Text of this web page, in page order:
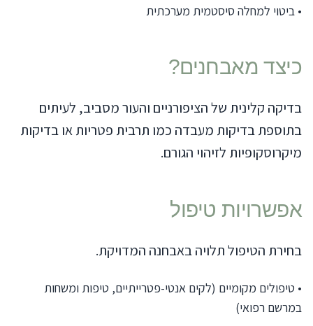
• ביטוי למחלה סיסטמית מערכתית
כיצד מאבחנים?
בדיקה קלינית של הציפורניים והעור מסביב, לעיתים
בתוספת בדיקות מעבדה כמו תרבית פטריות או בדיקות
מיקרוסקופיות לזיהוי הגורם.
אפשרויות טיפול
בחירת הטיפול תלויה באבחנה המדויקת.
• טיפולים מקומיים (לקים אנטי-פטרייתיים, טיפות ומשחות
במרשם רפואי)